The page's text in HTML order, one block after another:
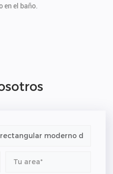
en el baño.